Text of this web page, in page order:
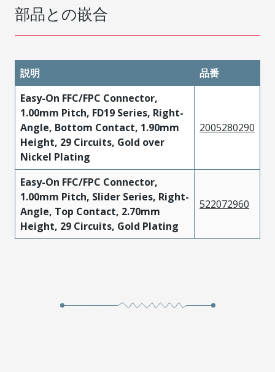
部品との嵌合
説明
品番
Easy-On FFC/FPC Connector,
1.00mm Pitch, FD19 Series, Right-
Angle, Bottom Contact, 1.90mm
Height, 29 Circuits, Gold over
Nickel Plating
2005280290
Easy-On FFC/FPC Connector,
1.00mm Pitch, Slider Series, Right-
Angle, Top Contact, 2.70mm
Height, 29 Circuits, Gold Plating
522072960